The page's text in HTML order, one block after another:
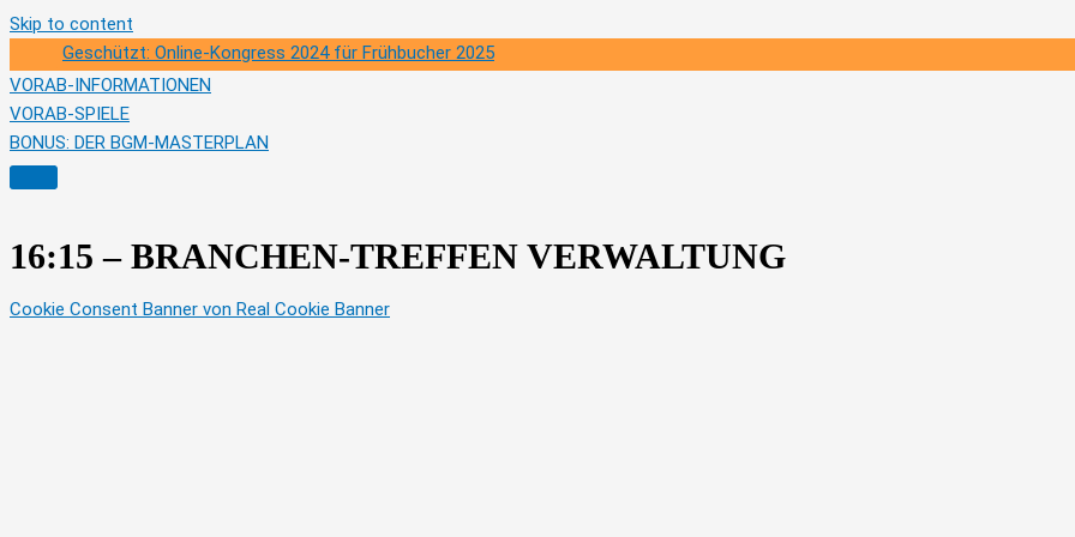
Skip to content
Geschützt: Online-Kongress 2024 für Frühbucher 2025
VORAB-INFORMATIONEN
VORAB-SPIELE
BONUS: DER BGM-MASTERPLAN
16:15 – BRANCHEN-TREFFEN VERWALTUNG
Cookie Consent Banner von Real Cookie Banner